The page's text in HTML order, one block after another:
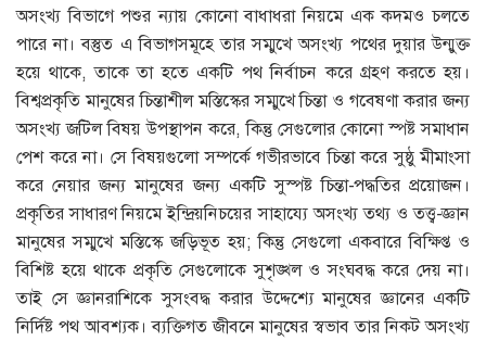
অসংখ্য বিভাগে পশুর ন্যায় কোনো বাধাধরা নিয়মে এক কদমও চলতে
পারে না। বস্তুত এ বিভাগসমূহে তার সম্মুখে অসংখ্য পথের দুয়ার উন্মুক্ত
হয়ে থাকে, তাকে তা হতে একটি পথ নির্বাচন করে গ্রহণ করতে হয়।
বিশ্বপ্রকৃতি মানুষের চিন্তাশীল মস্তিস্কের সম্মুখে চিন্তা ও গবেষণা করার জন্য
অসংখ্য জটিল বিষয় উপস্থাপন করে, কিন্তু সেগুলোর কোনো স্পষ্ট সমাধান
পেশ করে না। সে বিষয়গুলো সম্পর্কে গভীরভাবে চিন্তা করে সুষ্ঠু মীমাংসা
করে নেয়ার জন্য মানুষের জন্য একটি সুস্পষ্ট চিন্তা-পদ্ধতির প্রয়োজন।
প্রকৃতির সাধারণ নিয়মে ইন্দ্রিয়নিচয়ের সাহায্যে অসংখ্য তথ্য ও তত্ত্ব-জ্ঞান
মানুষের সম্মুখে মস্তিস্কে জড়িভূত হয়; কিন্তু সেগুলো একবারে বিক্ষিপ্ত ও
বিশিষ্ট হয়ে থাকে প্রকৃতি সেগুলোকে সুশৃঙ্খল ও সংঘবদ্ধ করে দেয় না।
তাই সে জ্ঞানরাশিকে সুসংবদ্ধ করার উদ্দেশ্যে মানুষের জ্ঞানের একটি
নির্দিষ্ট পথ আবশ্যক। ব্যক্তিগত জীবনে মানুষের স্বভাব তার নিকট অসংখ্য